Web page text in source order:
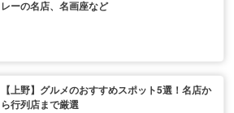
レーの名店、名画座など
【上野】グルメのおすすめスポット5選！名店か
ら行列店まで厳選